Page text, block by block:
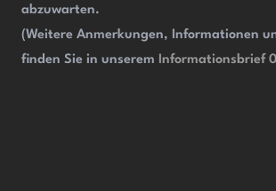
abzuwarten.
(Weitere Anmerkungen, Informationen
finden Sie in unserem Informationsbrief